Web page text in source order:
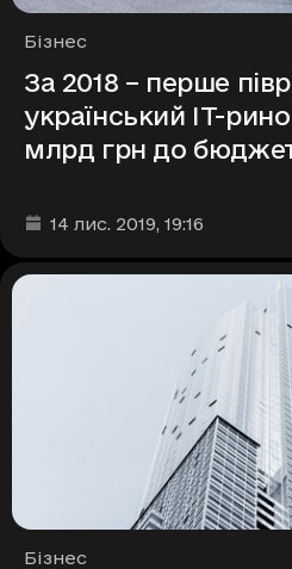
Рубрики
Бізнес
За 2018 – перше
український ІТ-
млрд грн до
Дата та час публікації
14 лис. 2019, 19:16
Рубрики
Бізнес